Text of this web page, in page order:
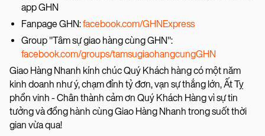
app GHN
Fanpage GHN:facebook.com/GHNExpress
Group "Tâm sự giao hàng cùng GHN":
facebook.com/groups/tamsugiaohangcungGHN
Giao Hàng Nhanh kính chúc Quý Khách hàng có một năm
kinh doanh như ý, chạm đỉnh tỷ đơn, vạn sự thắng lớn, Ất Tỵ
phồn vinh - Chân thành cảm ơn Quý Khách Hàng vì sự tin
tưởng và đồng hành cùng Giao Hàng Nhanh trong suốt thời
gian vừa qua!